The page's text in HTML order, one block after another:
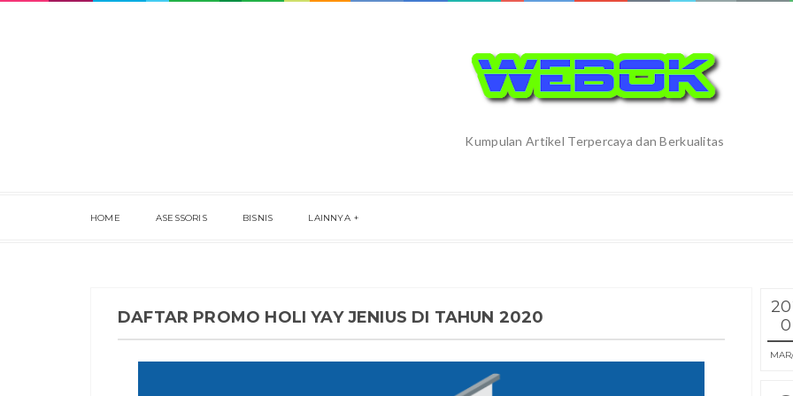
Kumpulan Artikel Terpercaya dan Berkualitas
HOME ASESSORIS BISNIS LAINNYA
0
MAR
DAFTAR PROMO HOLI YAY JENIUS DI TAHUN 2020